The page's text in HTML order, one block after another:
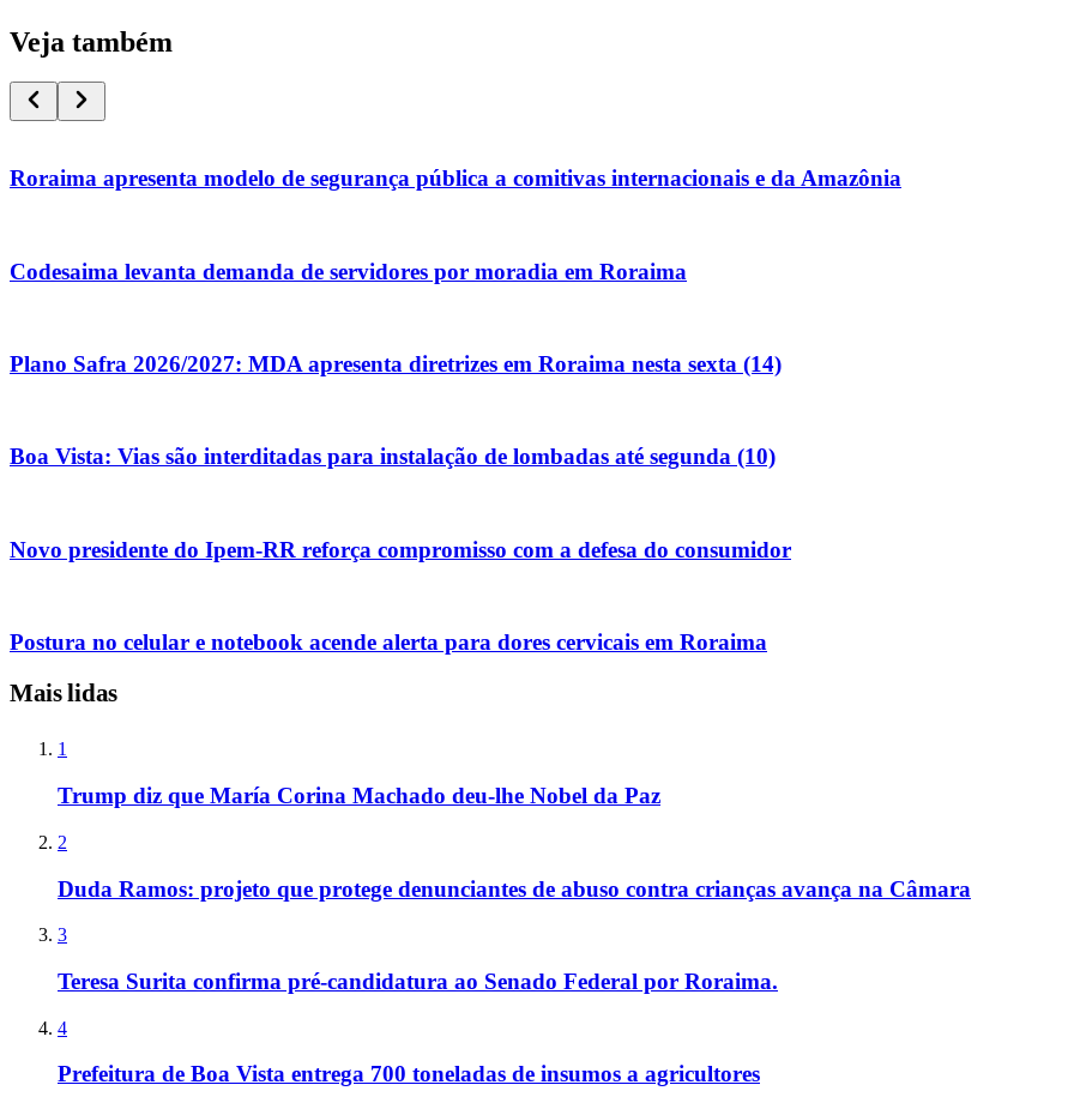
Veja também
Roraima apresenta modelo de segurança pública a comitivas internacionais e da Amazônia
Codesaima levanta demanda de servidores por moradia em Roraima
Plano Safra 2026/2027: MDA apresenta diretrizes em Roraima nesta sexta (14)
Boa Vista: Vias são interditadas para instalação de lombadas até segunda (10)
Novo presidente do Ipem-RR reforça compromisso com a defesa do consumidor
Postura no celular e notebook acende alerta para dores cervicais em Roraima
Mais lidas
1
Trump diz que María Corina Machado deu-lhe Nobel da Paz
2
Duda Ramos: projeto que protege denunciantes de abuso contra crianças avança na Câmara
3
Teresa Surita confirma pré-candidatura ao Senado Federal por Roraima.
4
Prefeitura de Boa Vista entrega 700 toneladas de insumos a agricultores